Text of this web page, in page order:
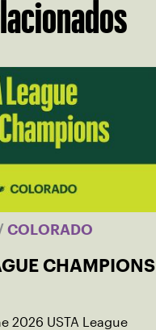
/ COLORADO
CHAMPIONS
2026 USTA League